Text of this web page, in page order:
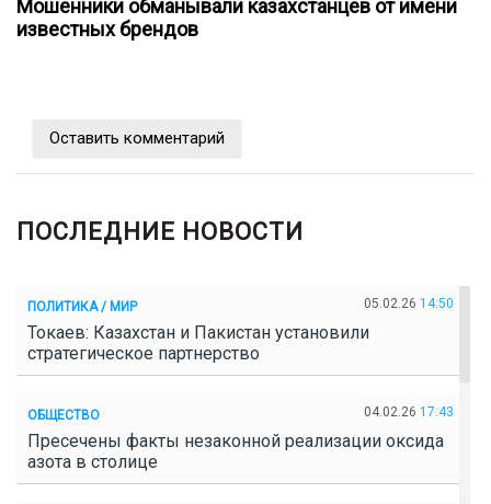
Мошенники обманывали казахстанцев от имени
известных брендов
Оставить комментарий
ПОСЛЕДНИЕ НОВОСТИ
ПОЛИТИКА / МИР 05.02.26 14:50
Токаев: Казахстан и Пакистан установили
стратегическое партнерство
ОБЩЕСТВО 04.02.26 17:43
Пресечены факты незаконной реализации оксида
азота в столице